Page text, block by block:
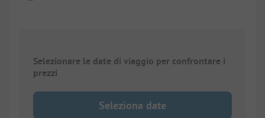
Selezionare le date di viaggio per confrontare i
prezzi
Seleziona date